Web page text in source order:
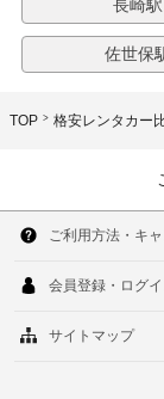
長崎駅
佐世保
TOP 格安レンタカー